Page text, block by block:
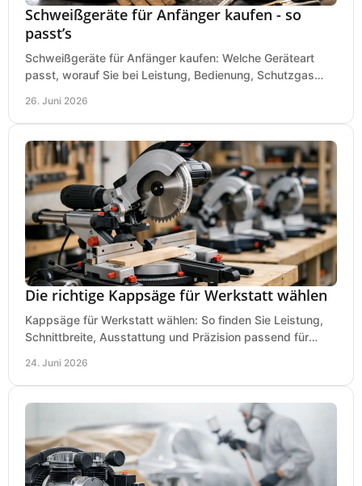
Schweißgeräte für Anfänger kaufen - so
passt’s
Schweißgeräte für Anfänger kaufen: Welche Geräteart
passt, worauf Sie bei Leistung, Bedienung, Schutzgas
26. Juni 2026
Die richtige Kappsäge für Werkstatt wählen
Kappsäge für Werkstatt wählen: So finden Sie Leistung,
Schnittbreite, Ausstattung und Präzision passend für
24. Juni 2026